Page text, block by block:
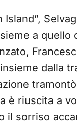
Island”,
a quello
dalla
è riuscita a
il sorriso